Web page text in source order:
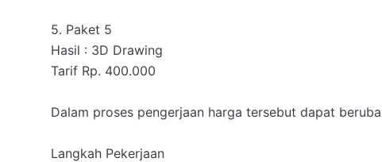
5. Paket 5
Hasil : 3D Drawing
Tarif Rp. 400.000
Dalam proses pengerjaan harga tersebut dapat
Langkah Pekerjaan